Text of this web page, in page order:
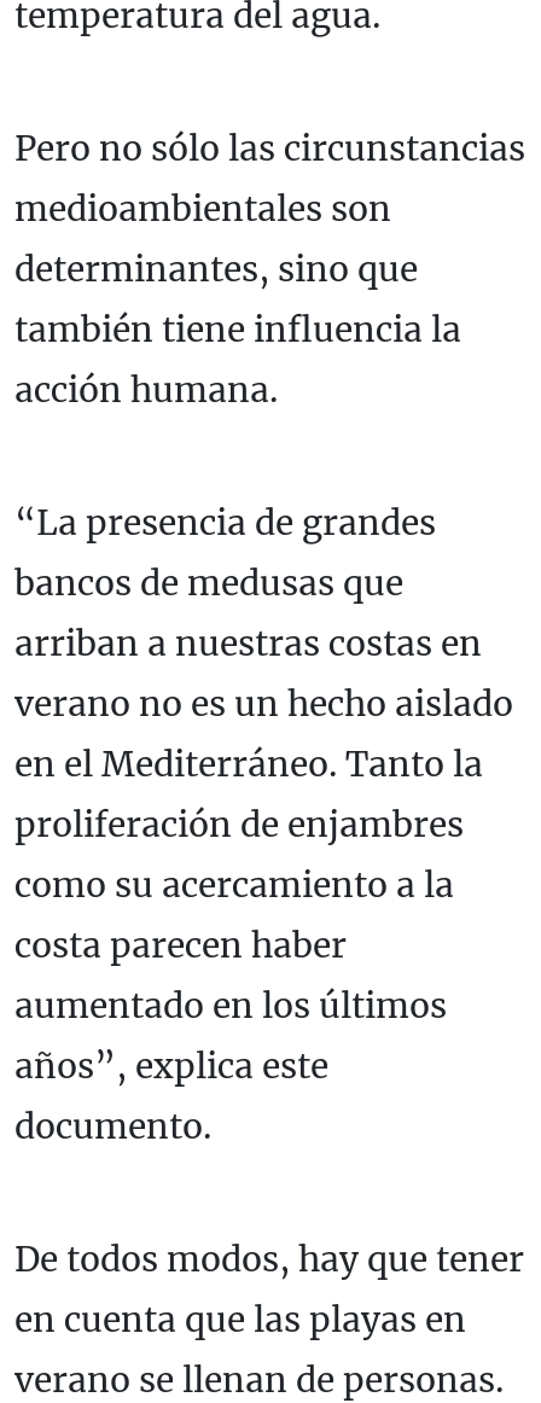
temperatura del agua.
Pero no sólo las circunstancias
medioambientales son
determinantes, sino que
también tiene influencia la
acción humana.
“La presencia de grandes
bancos de medusas que
arriban a nuestras costas en
verano no es un hecho aislado
en el Mediterráneo. Tanto la
proliferación de enjambres
como su acercamiento a la
costa parecen haber
aumentado en los últimos
años”, explica este
documento.
De todos modos, hay que tener
en cuenta que las playas en
verano se llenan de personas.